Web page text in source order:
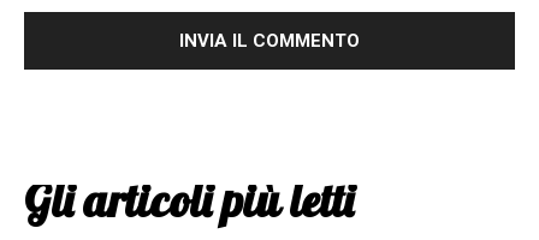
Gli articoli più letti